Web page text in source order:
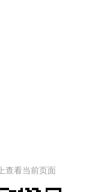
查看当前页面